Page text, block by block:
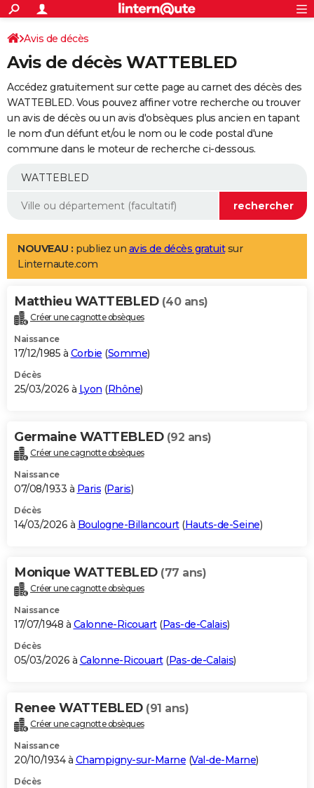
ACTUALITÉS
Politique
Société
Faits Divers
Education
Monde
Villes
+
SPORT
Coupe du monde 2026
Football
Tennis
Cyclisme
Rugby
Forum
Programme TV
TNT
Streaming
Cinéma
Sorties cinéma
Musique
+
FINANCE
Impôts
Immobilier
Risques naturels par ville
Banque
Assurance
Crédit
AUTO
Essais
Réserver un essai
Citadines
Berlines
SUV
Forum auto
+
Mobiles
Meilleur smartphone
Internet
Ordinateurs
Jeux vidéo
Guide high-tech
Aménagement intérieur
LIFESTYLE
Art de vivre
Bien-être
Loisirs
Mode
Modes de vie
Alimentation
Guide de la santé
Maladies
Médicaments
Sommeil
VOYAGE
Destinations
City break
Voyage nature
Voyage de noces
Forum
Climat
+PHOTO
GUIDES D'ACHAT
BONS PLANS
Carte de Noël
Carte Bonne année
Carte Saint-Valentin
Carte Pâques
Carte d'anniversaire
DICTIONNAIRE
Dictionnaire
Biographies
Citations
Expressions
Proverbes
PROGRAMME TV
S'inscrire
Se connecter
Lycées
Collèges
Primaires
Universités
Entreprises
Service militaire
Avis de recherche
AVIS DE DÉCÈS
Bricolage
Lifestyle
Culture
Sport
Auto
Television
Voyage
Cinema
Avis de décès
Avis de décès WATTEBLED
Accédez gratuitement sur cette page au carnet des décès des
WATTEBLED. Vous pouvez affiner votre recherche ou trouver
un avis de décès ou un avis d'obsèques plus ancien en tapant
le nom d'un défunt et/ou le nom ou le code postal d'une
commune dans le moteur de recherche ci-dessous.
NOUVEAU : publiez un avis de décès gratuitsur
Linternaute.com
Matthieu WATTEBLED (40 ans)
Créer une cagnotte obsèques
Naissance
17/12/1985 à Corbie (Somme)
Décès
25/03/2026 à Lyon (Rhône)
Germaine WATTEBLED (92 ans)
Créer une cagnotte obsèques
Naissance
07/08/1933 à Paris (Paris)
Décès
14/03/2026 à Boulogne-Billancourt(Hauts-de-Seine)
Monique WATTEBLED (77 ans)
Créer une cagnotte obsèques
Naissance
17/07/1948 à Calonne-Ricouart(Pas-de-Calais)
Décès
05/03/2026 à Calonne-Ricouart(Pas-de-Calais)
Renee WATTEBLED (91 ans)
Créer une cagnotte obsèques
Naissance
20/10/1934 à Champigny-sur-Marne (Val-de-Marne)
Décès